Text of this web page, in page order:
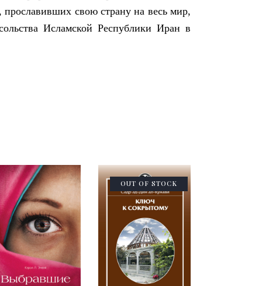
прославивших свою страну на весь мир,
Исламской Республики Иран в
OUT OF STOCK